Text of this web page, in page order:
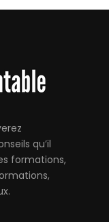
qu’il
formations,